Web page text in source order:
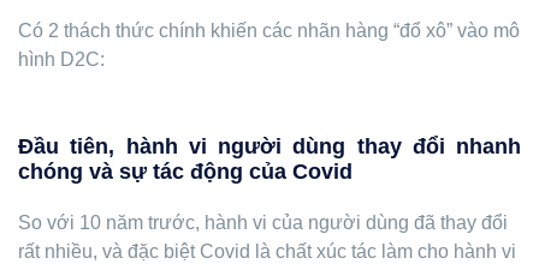
Có 2 thách thức chính khiến các nhãn hàng “đổ xô” vào mô
hình D2C:
Đầu tiên, hành vi người dùng thay đổi nhanh
chóng và sự tác động của Covid
So với 10 năm trước, hành vi của người dùng đã thay đổi
rất nhiều, và đặc biệt Covid là chất xúc tác làm cho hành vi